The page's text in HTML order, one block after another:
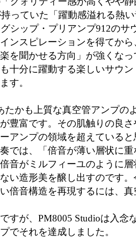
持っていた「躍動感溢れる熱
シップ・プリアンプ912のサ
ンスピレーションを得てか
を聞かせる方向」が強くな
十分に躍動する楽しいサウ
す。
たかも上質な真空管アンプの
豊富です。その肌触りの良
アンプの領域を超えている
奏では、「倍音が薄い層状に
音がミルフィーユのように
い造形美を醸し出すのです
倍音構造を再現するには、
すが、PM8005 Studioは入念
でそれを達成しました。